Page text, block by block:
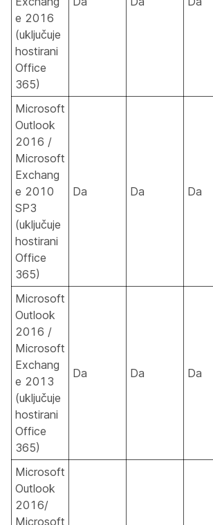
e 2016
(uključuje
hostirani
Office
365)
Microsoft
Outlook
2016 /
Microsoft
Exchang
e 2010
SP3
(uključuje
hostirani
Office
365)
Da Da Da
Microsoft
Outlook
2016 /
Microsoft
Exchang
e 2013
(uključuje
hostirani
Office
365)
Da Da Da
Microsoft
Outlook
2016/
Microsoft